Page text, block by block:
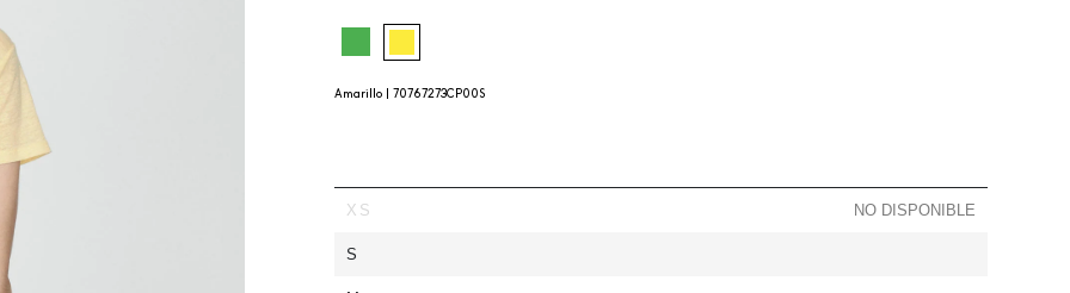
Amarillo |70767273CP00S
XS NO DISPONIBLE
S